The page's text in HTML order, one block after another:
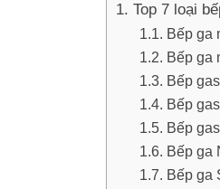
Top 7 loại
Bếp ga
Bếp ga
Bếp
Bếp
Bếp
Bếp ga
Bếp ga